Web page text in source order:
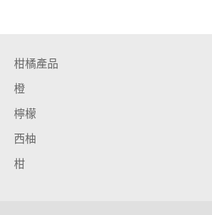
柑橘產品
橙
檸檬
西柚
柑